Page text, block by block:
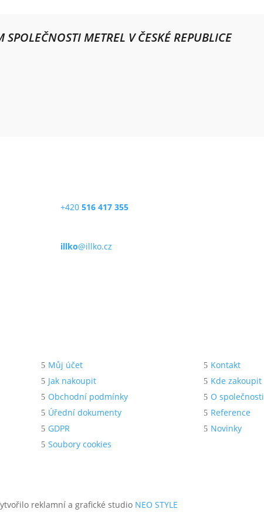
METREL V ČESKÉ REPUBLICE
+420516 417 355
illko@illko.cz
Můj účet
Jak nakoupit
Obchodní podmínky
Úřední dokumenty
GDPR
Soubory cookies
Kontakt
Kde zakoupit
O společnosti
Reference
Novinky
reklamní a grafické studio NEO STYLE